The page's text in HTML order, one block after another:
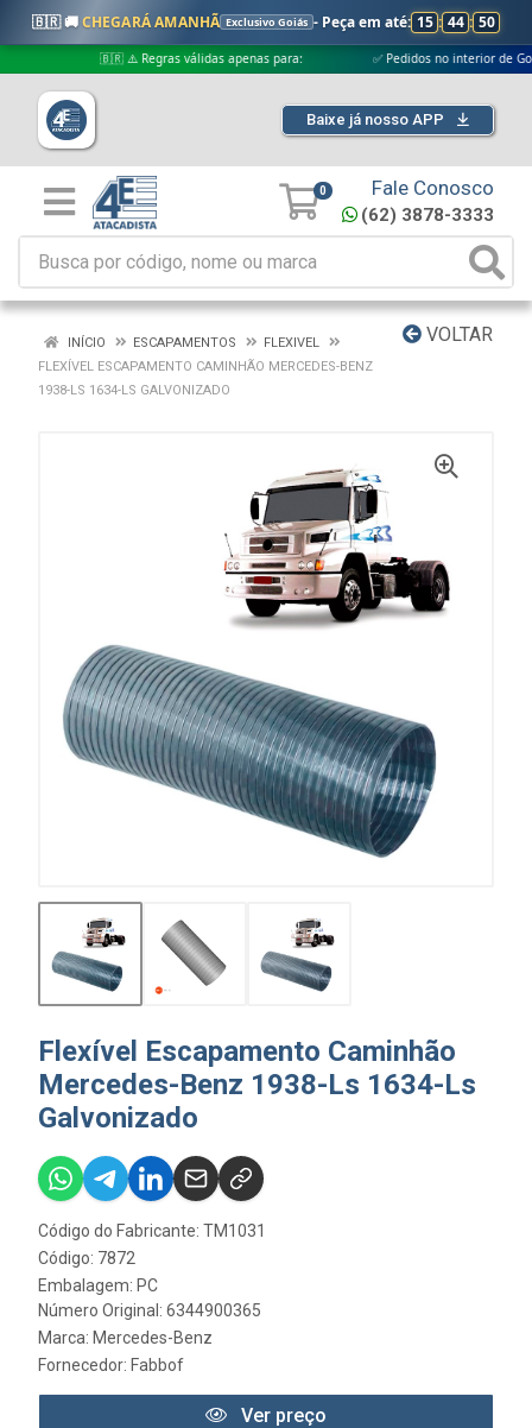
🇧🇷 🚚CHEGARÁ AMANHÃ Exclusivo Goiás - Peça em até: 15 : 44 : 50
🇧🇷 ⚠️ Regras válidas apenas para: ✅ Pedidos no interior de Goiás
Baixe já nosso APP
0 Fale Conosco
(62) 3878-3333
VOLTAR
INÍCIO ESCAPAMENTOS
FLEXIVEL
FLEXÍVEL ESCAPAMENTO CAMINHÃO MERCEDES-BENZ
1938-LS 1634-LS GALVONIZADO
Flexível Escapamento Caminhão
Mercedes-Benz 1938-Ls 1634-Ls
Galvonizado
Código do Fabricante: TM1031
Código: 7872
Embalagem: PC
Número Original: 6344900365
Marca: Mercedes-Benz
Fornecedor: Fabbof
Ver preço